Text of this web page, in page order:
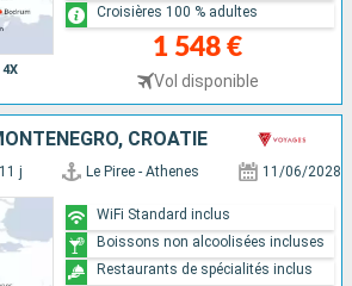
1 548 €
Vol disponible
Croisières 100 % adultes
CROATIE
11 j Le Piree - Athenes 11/06/2028
WiFi Standard inclus
Boissons non alcoolisées incluses
Restaurants de spécialités inclus